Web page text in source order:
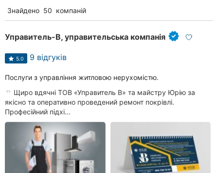
Знайдено 50 компаній
Управитель-В, управительська компанія
5.0 9 відгуків
Послуги з управління житловою нерухомістю.
Щиро вдячні ТОВ «Управитель В» та майстру Юрію за
якісно та оперативно проведений ремонт покрівлі.
Професійний підхі...